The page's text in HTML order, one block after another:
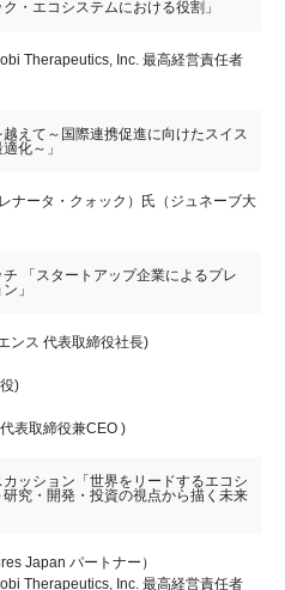
・エコシステムにおける役割」
Therapeutics, Inc. 最高経営責任者
えて～国際連携促進に向けたスイス
化～」
ナータ・クォック）氏（ジュネーブ大
「スタートアップ企業によるプレ
」
ンス 代表取締役社長)
)
表取締役兼CEO )
ッション「世界をリードするエコシ
研究・開発・投資の視点から描く未来
Japan パートナー）
Therapeutics, Inc. 最高経営責任者